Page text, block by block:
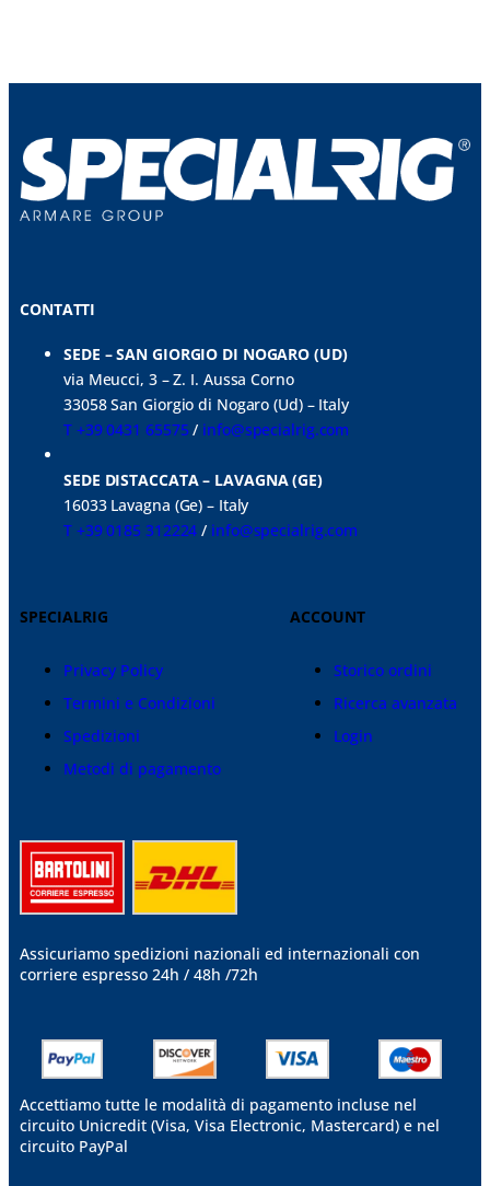
CONTATTI
SEDE – SAN GIORGIO DI NOGARO (UD)
via Meucci, 3 – Z. I. Aussa Corno
33058 San Giorgio di Nogaro (Ud) – Italy
T +39 0431 65575/ info@specialrig.com
SEDE DISTACCATA – LAVAGNA (GE)
16033 Lavagna (Ge) – Italy
T +39 0185 312224 / info@specialrig.com
SPECIALRIG
Privacy Policy
Termini e Condizioni
Spedizioni
Metodi di pagamento
ACCOUNT
Storico ordini
Ricerca avanzata
Login
Assicuriamo spedizioni nazionali ed internazionali con
corriere espresso 24h / 48h /72h
Accettiamo tutte le modalità di pagamento incluse nel
circuito Unicredit (Visa, Visa Electronic, Mastercard) e nel
circuito PayPal